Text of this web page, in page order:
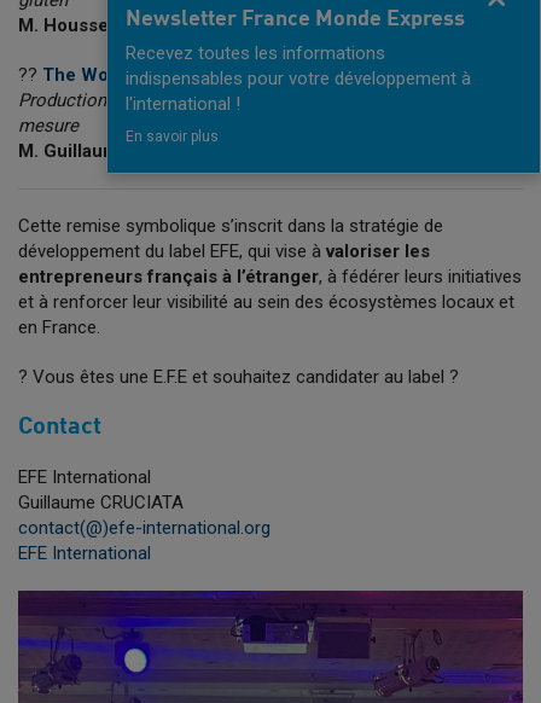
M. Houssem MEBOBALY
?? The Works International (Inde)
Production d’expositions, d’événements et de stands sur
mesure
M. Guillaume LECACHE
Cette remise symbolique s’inscrit dans la stratégie de
développement du label EFE, qui vise à valoriser les
entrepreneurs français à l’étranger, à fédérer leurs initiatives
et à renforcer leur visibilité au sein des écosystèmes locaux et
en France.
? Vous êtes une E.F.E et souhaitez candidater au label ?
Contact
EFE International
Guillaume CRUCIATA
contact(@)efe-international.org
EFE International
Newsletter France Monde Express
Recevez toutes les informations
indispensables pour votre développement à
l'international !
En savoir plus